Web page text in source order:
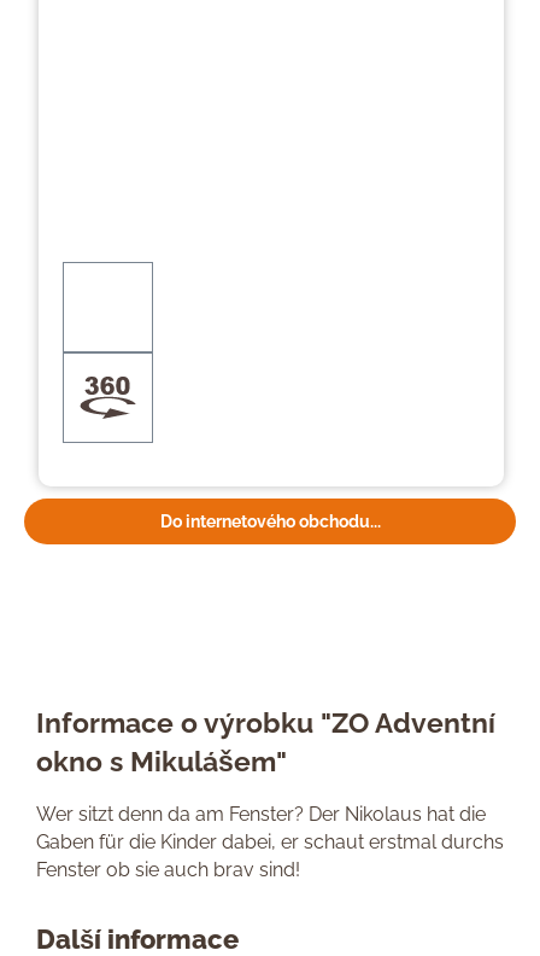
Do internetového obchodu...
Informace o výrobku "ZO Adventní
okno s Mikulášem"
Wer sitzt denn da am Fenster? Der Nikolaus hat die
Gaben für die Kinder dabei, er schaut erstmal durchs
Fenster ob sie auch brav sind!
Další informace